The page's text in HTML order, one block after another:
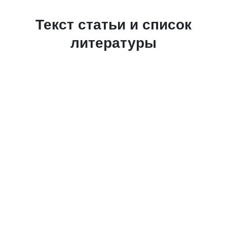
Текст статьи и список
литературы